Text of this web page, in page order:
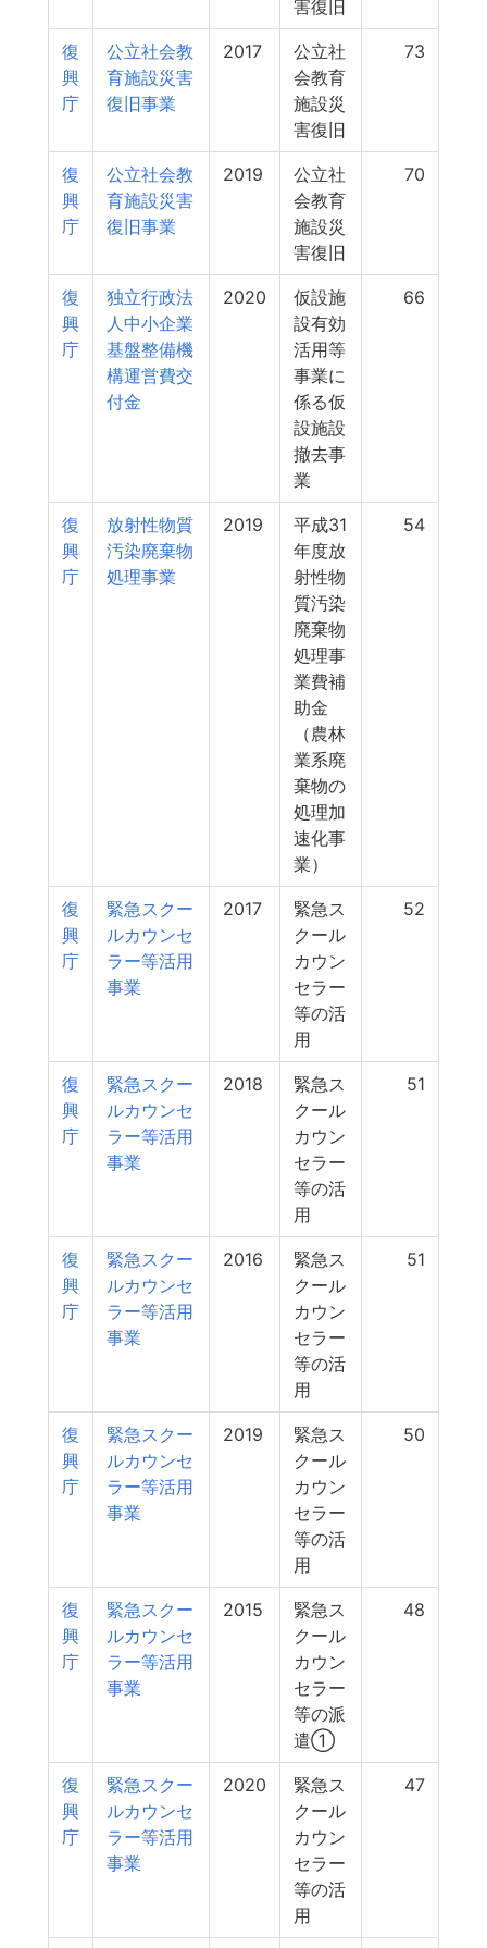
害復旧
復
興
庁
公立社会教
育施設災害
復旧事業
2017
公立社
会教育
施設災
害復旧
73
復
興
庁
公立社会教
育施設災害
復旧事業
2019
公立社
会教育
施設災
害復旧
70
復
興
庁
独立行政法
人中小企業
基盤整備機
構運営費交
付金
2020
仮設施
設有効
活用等
事業に
係る仮
設施設
撤去事
業
66
復
興
庁
放射性物質
汚染廃棄物
処理事業
2019
平成31
年度放
射性物
質汚染
廃棄物
処理事
業費補
助金
（農林
業系廃
棄物の
処理加
速化事
業）
54
復
興
庁
緊急スクー
ルカウンセ
ラー等活用
事業
2017
緊急ス
クール
カウン
セラー
等の活
用
52
復
興
庁
緊急スクー
ルカウンセ
ラー等活用
事業
2018
緊急ス
クール
カウン
セラー
等の活
用
51
復
興
庁
緊急スクー
ルカウンセ
ラー等活用
事業
2016
緊急ス
クール
カウン
セラー
等の活
用
51
復
興
庁
緊急スクー
ルカウンセ
ラー等活用
事業
2019
緊急ス
クール
カウン
セラー
等の活
用
50
復
興
庁
緊急スクー
ルカウンセ
ラー等活用
事業
2015
緊急ス
クール
カウン
セラー
等の派
遣①
48
復
興
庁
緊急スクー
ルカウンセ
ラー等活用
事業
2020
緊急ス
クール
カウン
セラー
等の活
用
47